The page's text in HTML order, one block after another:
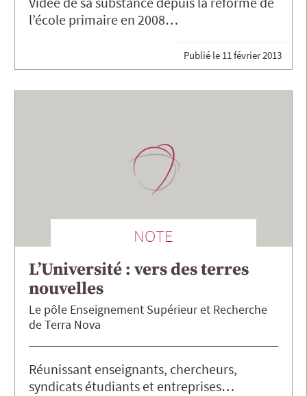
l’école primaire en 2008…
Publié le 11 février 2013
NOTE
L’Université : vers des terres
nouvelles
Le pôle Enseignement Supérieur et Recherche
de Terra Nova
Réunissant enseignants, chercheurs,
syndicats étudiants et entreprises…